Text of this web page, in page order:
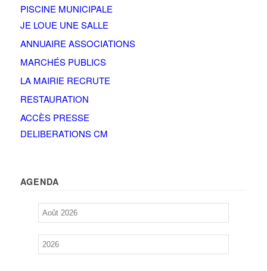
PISCINE MUNICIPALE
JE LOUE UNE SALLE
ANNUAIRE ASSOCIATIONS
MARCHÉS PUBLICS
LA MAIRIE RECRUTE
RESTAURATION
ACCÈS PRESSE
DELIBERATIONS CM
AGENDA